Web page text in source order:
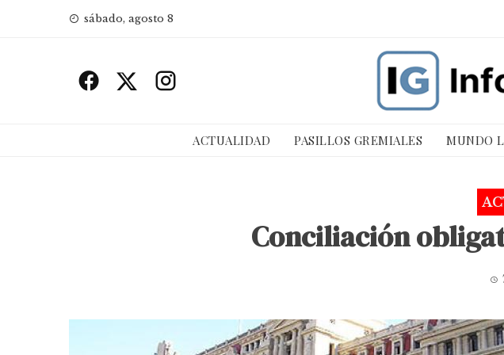
sábado, agosto 8
ACTUALIDAD PASILLOS GREMIALES MUNDO
Conciliación